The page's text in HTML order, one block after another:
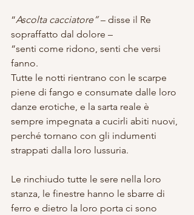
“Ascolta cacciatore” – disse il Re
sopraffatto dal dolore –
“senti come ridono, senti che versi
fanno.
Tutte le notti rientrano con le scarpe
piene di fango e consumate dalle loro
danze erotiche, e la sarta reale è
sempre impegnata a cucirli abiti nuovi,
perché tornano con gli indumenti
strappati dalla loro lussuria.
Le rinchiudo tutte le sere nella loro
stanza, le finestre hanno le sbarre di
ferro e dietro la loro porta ci sono